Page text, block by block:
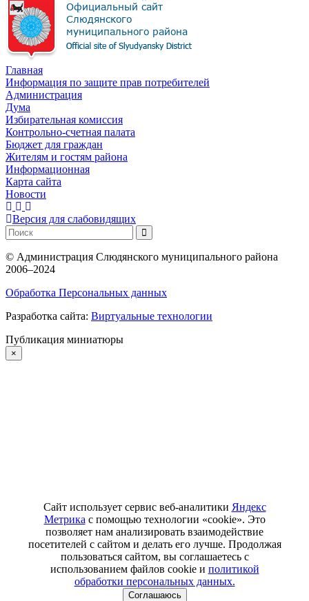
Главная
Информация по защите прав потребителей
Администрация
Дума
Избирательная комиссия
Контрольно-счетная палата
Бюджет для граждан
Жителям и гостям района
Информационная
Карта сайта
Новости
Версия для слабовидящих
© Администрация Слюдянского муниципального района
2006–2024
Обработка Персональных данных
Разработка сайта: Виртуальные технологии
Публикация миниатюры
×
Сайт использует сервис веб-аналитики Яндекс
Метрика с помощью технологии «cookie». Это
позволяет нам анализировать взаимодействие
посетителей с сайтом и делать его лучше. Продолжая
пользоваться сайтом, вы соглашаетесь с
использованием файлов cookie и политикой
обработки персональных данных.
Соглашаюсь